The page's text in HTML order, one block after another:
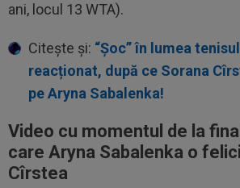
ani, locul 13 WTA).
Citește și: “Șoc” în lumea
reacționat, după ce Sorana
pe Aryna Sabalenka!
Video cu momentul de la
care Aryna Sabalenka o
Cîrstea